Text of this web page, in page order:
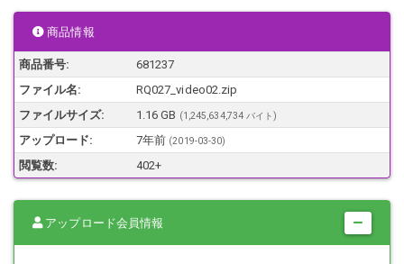
出演モデル:松岡奈々 156cm B86cm・W58cm・H83cm
サーキットを彩る美脚レースクイーン。イベント会場で一際華やかな
美形イベントコンパニオン。
公衆の面前で、腰まで切れ上がった過激なカッティングのハイレグレ
オタードで脚線美を誇示。
豊かに発育して盛り上がったバスト。歩くたびに揺れる太腿、尻肉。
挑発的な腋見せポーズ。
抜群のプロポーションと麗しい美貌を誇る彼女たちを
本能のままにフェチな過激アングルからじっくり眺めてみたいと思い
ませんか？
商品情報
商品番号:
681237
ファイル名:
RQ027_video02.zip
ファイルサイズ:
1.16 GB (1,245,634,734 バイト)
アップロード: 7年前 (2019-03-30)
閲覧数: 402+
アップロード会員情報